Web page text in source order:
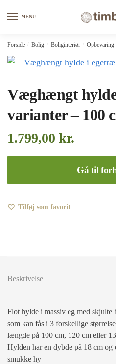
MENU
Forside Bolig Boliginteriør Opbevaring
Væghængt
varianter – 100
1.799,00 kr.
Gå til
Tilføj som favorit
Beskrivelse
Flot hylde i massiv eg med skjulte
som kan fås i 3 forskellige
længde på 100 cm, 120 cm eller
Hylden har en dybde på 18 cm og
smukke hy